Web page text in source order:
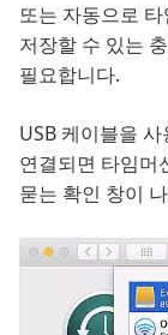
또는 자동으로
저장할 수 있는
필요합니다.
USB 케이블을
연결되면 타임머
묻는 확인 창이